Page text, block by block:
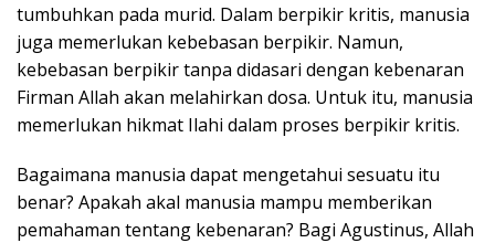
tumbuhkan pada murid. Dalam berpikir kritis, manusia
juga memerlukan kebebasan berpikir. Namun,
kebebasan berpikir tanpa didasari dengan kebenaran
Firman Allah akan melahirkan dosa. Untuk itu, manusia
memerlukan hikmat Ilahi dalam proses berpikir kritis.
Bagaimana manusia dapat mengetahui sesuatu itu
benar? Apakah akal manusia mampu memberikan
pemahaman tentang kebenaran? Bagi Agustinus, Allah